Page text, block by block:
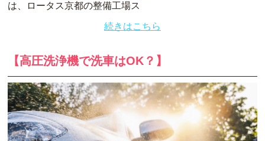
は、ロータス京都の整備工場ス
続きはこちら
【高圧洗浄機で洗車はOK？】